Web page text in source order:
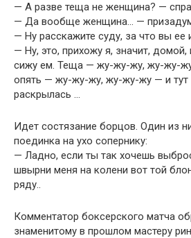
— А разве теща не женщина? —
— Да вообще женщина… —
— Hу расскажите суду, за что вы ее
— Hу, это, прихожу я, значит, домой,
сижу ем. Теща — жу-жу-жу, жу-жу-
опять — жу-жу-жу, жу-жу-жу — и тут
раскрылась …
Идет состязание борцов. Один из
поединка на ухо сопернику:
— Ладно, если ты так хочешь
швырни меня на колени вот той
ряду..
Комментатор боксерского матча
знаменитому в прошлом мастеру